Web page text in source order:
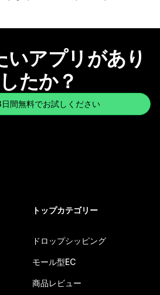
いアプリがあり
たか？
間無料でお試しください
トップカテゴリー
ドロップシッピング
モール型EC
商品レビュー